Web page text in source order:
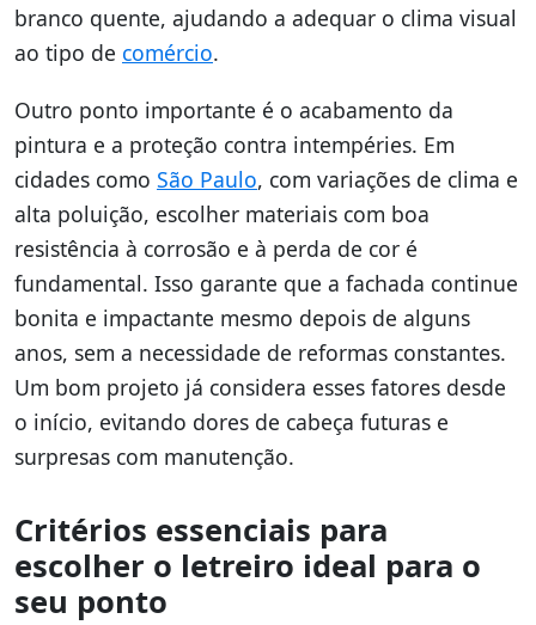
branco quente, ajudando a adequar o clima visual
ao tipo de comércio.
Outro ponto importante é o acabamento da
pintura e a proteção contra intempéries. Em
cidades como São Paulo, com variações de clima e
alta poluição, escolher materiais com boa
resistência à corrosão e à perda de cor é
fundamental. Isso garante que a fachada continue
bonita e impactante mesmo depois de alguns
anos, sem a necessidade de reformas constantes.
Um bom projeto já considera esses fatores desde
o início, evitando dores de cabeça futuras e
surpresas com manutenção.
Critérios essenciais para
escolher o letreiro ideal para o
seu ponto